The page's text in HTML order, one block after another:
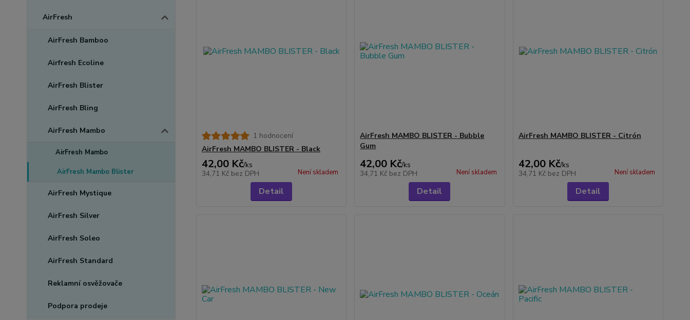
AirFresh
AirFresh Bamboo
Airfresh Ecoline
AirFresh Blister
AirFresh Bling
AirFresh Mambo
AirFresh Mambo
AirFresh Mambo Blister
AirFresh Mystique
AirFresh Silver
AirFresh Soleo
AirFresh Standard
Reklamní osvěžovače
Podpora prodeje
1 hodnocení
AirFresh MAMBO BLISTER - Black
42,00 Kč/ks
34,71 Kč bez DPH Není skladem
Detail
AirFresh MAMBO BLISTER - Bubble
Gum
42,00 Kč/ks
34,71 Kč bez DPH Není skladem
Detail
AirFresh MAMBO BLISTER - Citrón
42,00 Kč/ks
34,71 Kč bez DPH Není skladem
Detail